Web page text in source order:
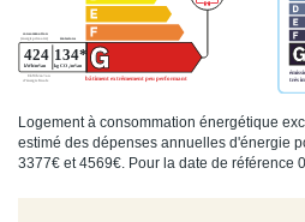
Logement à consommation énergétique
estimé des dépenses annuelles d'énergie
3377€ et 4569€. Pour la date de référence